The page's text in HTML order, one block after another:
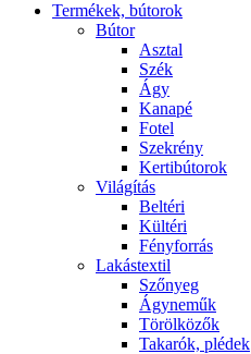
Termékek, bútorok
Bútor
Asztal
Szék
Ágy
Kanapé
Fotel
Szekrény
Kertibútorok
Világítás
Beltéri
Kültéri
Fényforrás
Lakástextil
Szőnyeg
Ágyneműk
Törölközők
Takarók, plédek